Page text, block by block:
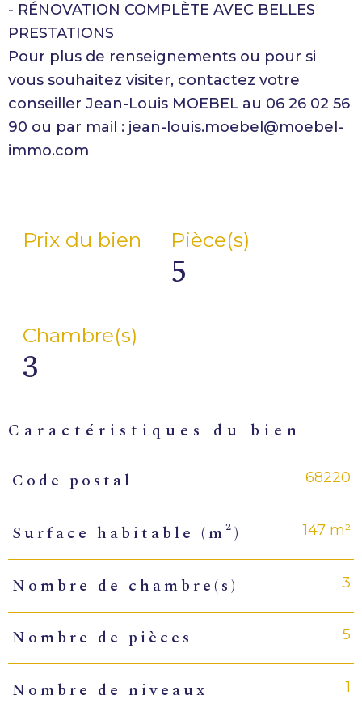
- RÉNOVATION COMPLÈTE AVEC BELLES
PRESTATIONS
Pour plus de renseignements ou pour si
vous souhaitez visiter, contactez votre
conseiller Jean-Louis MOEBEL au 06 26 02 56
90 ou par mail : jean-louis.moebel@moebel-
immo.com
Prix du bien Pièce(s)
5
Chambre(s)
3
caractéristiques du bien
Caractéristiques
Code postal 68220
Surface habitable (m²) 147 m²
Nombre de chambre(s) 3
Nombre de pièces 5
Nombre de niveaux 1